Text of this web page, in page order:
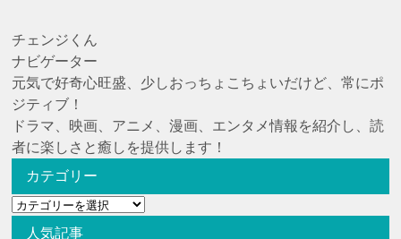
チェンジくん
ナビゲーター
元気で好奇心旺盛、少しおっちょこちょいだけど、常にポ
ジティブ！
ドラマ、映画、アニメ、漫画、エンタメ情報を紹介し、読
者に楽しさと癒しを提供します！
カテゴリー
カ
人気記事